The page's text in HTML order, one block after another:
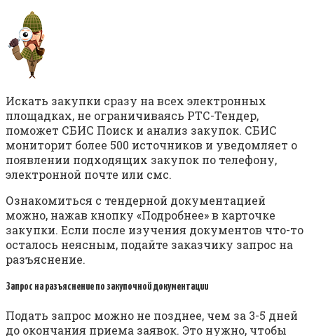
Искать закупки сразу на всех электронных
площадках, не ограничиваясь РТС-Тендер,
поможет СБИС Поиск и анализ закупок. СБИС
мониторит более 500 источников и уведомляет о
появлении подходящих закупок по телефону,
электронной почте или смс.
Ознакомиться с тендерной документацией
можно, нажав кнопку «Подробнее» в карточке
закупки. Если после изучения документов что-то
осталось неясным, подайте заказчику запрос на
разъяснение.
Запрос на разъяснение по закупочной документации
Подать запрос можно не позднее, чем за 3-5 дней
до окончания приема заявок. Это нужно, чтобы